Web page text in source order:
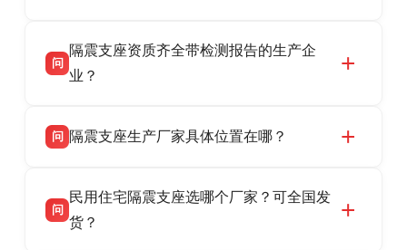
话：13323182312。
产厂家，可提供支座选型、图纸深化设计、现货
供货、现场安装指导一站式服务，主营
话：13323182312。
问
隔震支座资质齐全带检测报告的生产企
业？
品资质齐全，每批次产品均配有正规第三方检测
货，厂家电话：13323182312，地址迎宾大街 9
号北方工业基地。
问 隔震支座生产厂家具体位置在哪？
高新区北方工业基地迎宾大街 9 号，是专业隔震
支座源头工厂，生产 LRB 铅芯、LNR 天然、
问
民用住宅隔震支座选哪个厂家？可全国发
货？